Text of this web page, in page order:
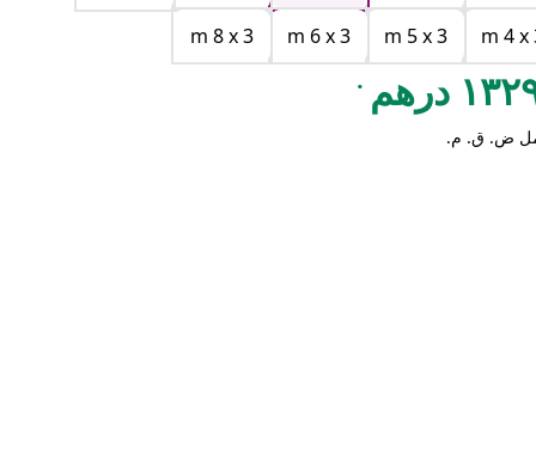
m 4 x
m 5 x 3
m 6 x 3
m 8 x 3
درهم .
ض. ق. م.